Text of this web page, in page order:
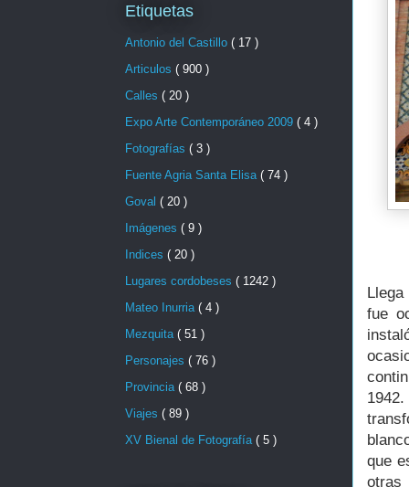
fue
que
otras
Etiquetas
Antonio del Castillo ( 17 )
Articulos ( 900 )
Calles ( 20 )
Expo Arte Contemporáneo 2009 ( 4 )
Fotografías ( 3 )
Fuente Agria Santa Elisa ( 74 )
Goval ( 20 )
Imágenes ( 9 )
Indices ( 20 )
Lugares cordobeses ( 1242 )
Mateo Inurria ( 4 )
Mezquita ( 51 )
Personajes ( 76 )
Provincia ( 68 )
Viajes ( 89 )
XV Bienal de Fotografía ( 5 )